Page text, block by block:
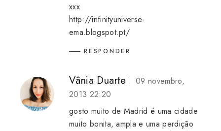
xxx
http://infinityuniverse-
ema.blogspot.pt/
RESPONDER
Vânia Duarte
09 novembro,
2013 22:20
gosto muito de Madrid é uma cidade
muito bonita, ampla e uma perdição